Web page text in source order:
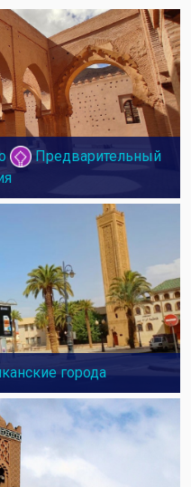
Предварительный
города